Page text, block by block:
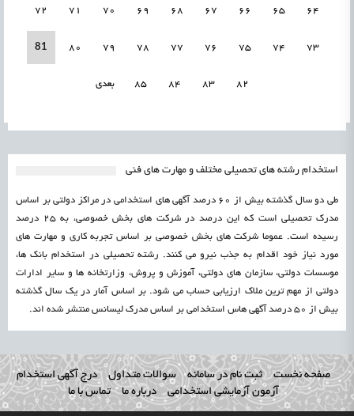
64
65
66
67
68
69
70
71
72
73
74
75
76
77
78
79
80
81
82
83
84
85 بعدی
استخدام رشته های تحصیلی مختلف و مهارت های فنی
طی دو سال گذشته بیش از 60 درصد آگهی های استخدامی در مراکز دولتی بر اساس
مدرک تحصیلی است که این درصد در شرکت های بخش خصوصی، به 25 درصد
رسیده است. عموما شرکت های بخش خصوصی بر اساس تجربه کاری و مهارت های
مورد نیاز خود اقدام به جذب نیرو می کنند. رشته تحصیلی در استخدام بانک ها،
موسسات دولتی، سازمان های دولتی، آموزش و پروش، وزارتخانه ها و سایر ادارات
دولتی از مهم ترین ملاک ارزیابی حساب می شود. بر اساس آمار در یک سال گذشته
بیش از 50 درصد آگهی هاس استخدامی بر اساس مدرک لیسانس منتشر شده اند.
صفحه نخست ثبت نام در سامانه سوالات متداول
درج آگهی استخدام
آزمون آزمایشی استخدامی
درباره ما تماس با ما